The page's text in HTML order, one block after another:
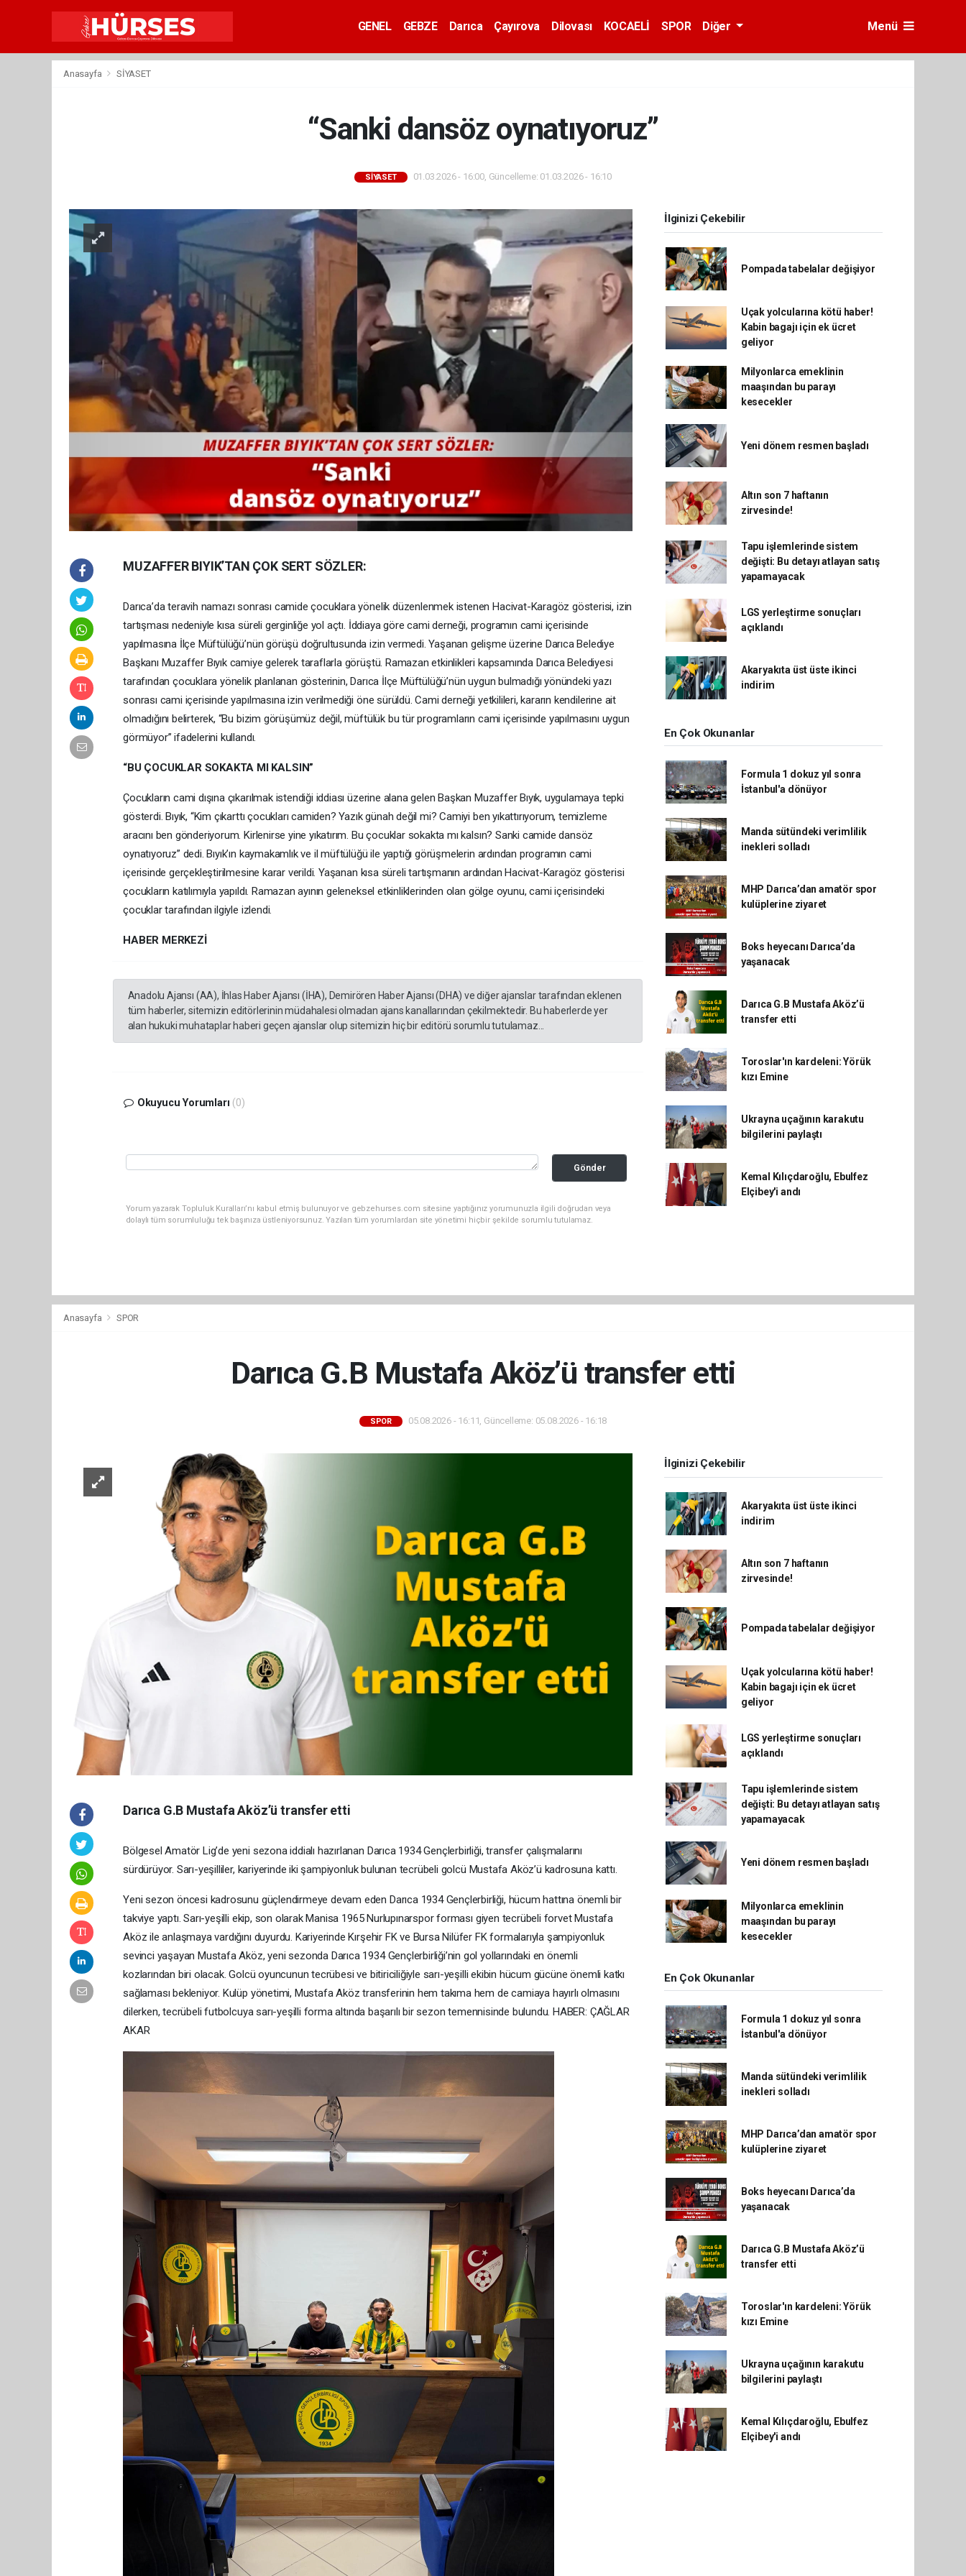
GENEL GEBZE Darıca Çayırova Dilovası KOCAELİ SPOR Diğer Menü
Anasayfa SİYASET
“Sanki dansöz oynatıyoruz”
SİYASET 01.03.2026 - 16:00, Güncelleme: 01.03.2026 - 16:10
MUZAFFER BIYIK’TAN ÇOK SERT SÖZLER:
Darıca’da teravih namazı sonrası camide çocuklara yönelik düzenlenmek istenen Hacivat-Karagöz gösterisi, izin
tartışması nedeniyle kısa süreli gerginliğe yol açtı. İddiaya göre cami derneği, programın cami içerisinde
yapılmasına İlçe Müftülüğü’nün görüşü doğrultusunda izin vermedi. Yaşanan gelişme üzerine Darıca Belediye
Başkanı Muzaffer Bıyık camiye gelerek taraflarla görüştü. Ramazan etkinlikleri kapsamında Darıca Belediyesi
tarafından çocuklara yönelik planlanan gösterinin, Darıca İlçe Müftülüğü’nün uygun bulmadığı yönündeki yazı
sonrası cami içerisinde yapılmasına izin verilmediği öne sürüldü. Cami derneği yetkilileri, kararın kendilerine ait
olmadığını belirterek, “Bu bizim görüşümüz değil, müftülük bu tür programların cami içerisinde yapılmasını uygun
görmüyor” ifadelerini kullandı.
“BU ÇOCUKLAR SOKAKTA MI KALSIN”
Çocukların cami dışına çıkarılmak istendiği iddiası üzerine alana gelen Başkan Muzaffer Bıyık, uygulamaya tepki
gösterdi. Bıyık, “Kim çıkarttı çocukları camiden? Yazık günah değil mi? Camiyi ben yıkattırıyorum, temizleme
aracını ben gönderiyorum. Kirlenirse yine yıkatırım. Bu çocuklar sokakta mı kalsın? Sanki camide dansöz
oynatıyoruz” dedi. Bıyık’ın kaymakamlık ve il müftülüğü ile yaptığı görüşmelerin ardından programın cami
içerisinde gerçekleştirilmesine karar verildi. Yaşanan kısa süreli tartışmanın ardından Hacivat-Karagöz gösterisi
çocukların katılımıyla yapıldı. Ramazan ayının geleneksel etkinliklerinden olan gölge oyunu, cami içerisindeki
çocuklar tarafından ilgiyle izlendi.
HABER MERKEZİ
Anadolu Ajansı (AA), İhlas Haber Ajansı (İHA), Demirören Haber Ajansı (DHA) ve diğer ajanslar tarafından eklenen
tüm haberler, sitemizin editörlerinin müdahalesi olmadan ajans kanallarından çekilmektedir. Bu haberlerde yer
alan hukuki muhataplar haberi geçen ajanslar olup sitemizin hiç bir editörü sorumlu tutulamaz...
Okuyucu Yorumları (0)
Gönder
Yorum yazarak Topluluk Kuralları’nı kabul etmiş bulunuyor ve gebzehurses.com sitesine yaptığınız yorumunuzla ilgili doğrudan veya
dolaylı tüm sorumluluğu tek başınıza üstleniyorsunuz. Yazılan tüm yorumlardan site yönetimi hiçbir şekilde sorumlu tutulamaz.
İlginizi Çekebilir
Pompada tabelalar değişiyor
Uçak yolcularına kötü haber!
Kabin bagajı için ek ücret
geliyor
Milyonlarca emeklinin
maaşından bu parayı
kesecekler
Yeni dönem resmen başladı
Altın son 7 haftanın
zirvesinde!
Tapu işlemlerinde sistem
değişti: Bu detayı atlayan satış
yapamayacak
LGS yerleştirme sonuçları
açıklandı
Akaryakıta üst üste ikinci
indirim
En Çok Okunanlar
Formula 1 dokuz yıl sonra
İstanbul'a dönüyor
Manda sütündeki verimlilik
inekleri solladı
MHP Darıca’dan amatör spor
kulüplerine ziyaret
Boks heyecanı Darıca’da
yaşanacak
Darıca G.B Mustafa Aköz’ü
transfer etti
Toroslar'ın kardeleni: Yörük
kızı Emine
Ukrayna uçağının karakutu
bilgilerini paylaştı
Kemal Kılıçdaroğlu, Ebulfez
Elçibey'i andı
Anasayfa SPOR
Darıca G.B Mustafa Aköz’ü transfer etti
SPOR 05.08.2026 - 16:11, Güncelleme: 05.08.2026 - 16:18
Darıca G.B Mustafa Aköz’ü transfer etti
Bölgesel Amatör Lig’de yeni sezona iddialı hazırlanan Darıca 1934 Gençlerbirliği, transfer çalışmalarını
sürdürüyor. Sarı-yeşilliler, kariyerinde iki şampiyonluk bulunan tecrübeli golcü Mustafa Aköz’ü kadrosuna kattı.
Yeni sezon öncesi kadrosunu güçlendirmeye devam eden Darıca 1934 Gençlerbirliği, hücum hattına önemli bir
takviye yaptı. Sarı-yeşilli ekip, son olarak Manisa 1965 Nurlupınarspor forması giyen tecrübeli forvet Mustafa
Aköz ile anlaşmaya vardığını duyurdu. Kariyerinde Kırşehir FK ve Bursa Nilüfer FK formalarıyla şampiyonluk
sevinci yaşayan Mustafa Aköz, yeni sezonda Darıca 1934 Gençlerbirliği’nin gol yollarındaki en önemli
kozlarından biri olacak. Golcü oyuncunun tecrübesi ve bitiriciliğiyle sarı-yeşilli ekibin hücum gücüne önemli katkı
sağlaması bekleniyor. Kulüp yönetimi, Mustafa Aköz transferinin hem takıma hem de camiaya hayırlı olmasını
dilerken, tecrübeli futbolcuya sarı-yeşilli forma altında başarılı bir sezon temennisinde bulundu. HABER: ÇAĞLAR
AKAR
İlginizi Çekebilir
Akaryakıta üst üste ikinci
indirim
Altın son 7 haftanın
zirvesinde!
Pompada tabelalar değişiyor
Uçak yolcularına kötü haber!
Kabin bagajı için ek ücret
geliyor
LGS yerleştirme sonuçları
açıklandı
Tapu işlemlerinde sistem
değişti: Bu detayı atlayan satış
yapamayacak
Yeni dönem resmen başladı
Milyonlarca emeklinin
maaşından bu parayı
kesecekler
En Çok Okunanlar
Formula 1 dokuz yıl sonra
İstanbul'a dönüyor
Manda sütündeki verimlilik
inekleri solladı
MHP Darıca’dan amatör spor
kulüplerine ziyaret
Boks heyecanı Darıca’da
yaşanacak
Darıca G.B Mustafa Aköz’ü
transfer etti
Toroslar'ın kardeleni: Yörük
kızı Emine
Ukrayna uçağının karakutu
bilgilerini paylaştı
Kemal Kılıçdaroğlu, Ebulfez
Elçibey'i andı